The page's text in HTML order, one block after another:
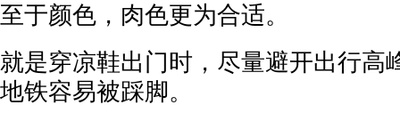
至于颜色，肉色更为合适。
就是穿凉鞋出门时，尽量避开出行高
地铁容易被踩脚。